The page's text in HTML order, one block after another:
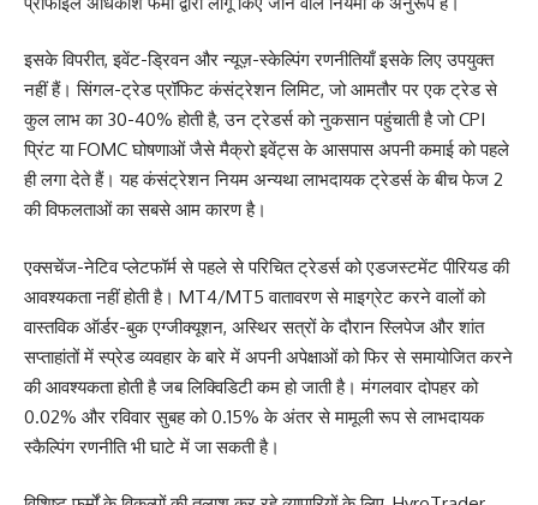
इसके विपरीत, इवेंट-ड्रिवन और न्यूज़-स्केल्पिंग रणनीतियाँ इसके लिए उपयुक्त
नहीं हैं। सिंगल-ट्रेड प्रॉफिट कंसंट्रेशन लिमिट, जो आमतौर पर एक ट्रेड से
कुल लाभ का 30-40% होती है, उन ट्रेडर्स को नुकसान पहुंचाती है जो CPI
प्रिंट या FOMC घोषणाओं जैसे मैक्रो इवेंट्स के आसपास अपनी कमाई को पहले
ही लगा देते हैं। यह कंसंट्रेशन नियम अन्यथा लाभदायक ट्रेडर्स के बीच फेज 2
की विफलताओं का सबसे आम कारण है।
एक्सचेंज-नेटिव प्लेटफॉर्म से पहले से परिचित ट्रेडर्स को एडजस्टमेंट पीरियड की
आवश्यकता नहीं होती है। MT4/MT5 वातावरण से माइग्रेट करने वालों को
वास्तविक ऑर्डर-बुक एग्जीक्यूशन, अस्थिर सत्रों के दौरान स्लिपेज और शांत
सप्ताहांतों में स्प्रेड व्यवहार के बारे में अपनी अपेक्षाओं को फिर से समायोजित करने
की आवश्यकता होती है जब लिक्विडिटी कम हो जाती है। मंगलवार दोपहर को
0.02% और रविवार सुबह को 0.15% के अंतर से मामूली रूप से लाभदायक
स्कैल्पिंग रणनीति भी घाटे में जा सकती है।